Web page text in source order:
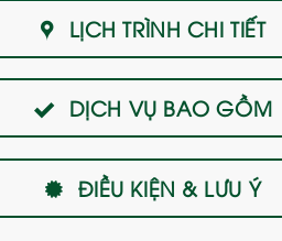
LỊCH TRÌNH CHI TIẾT
DỊCH VỤ BAO GỒM
ĐIỀU KIỆN & LƯU Ý